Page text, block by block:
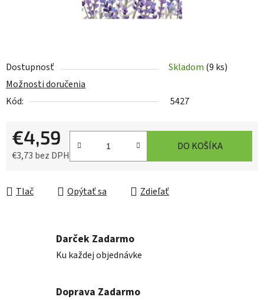
Dostupnosť Skladom (9 ks)
Možnosti doručenia
Kód:
5427
€4,59
€3,73 bez DPH
DO KOŠÍKA
Tlač Opýtať sa Zdieľať
Darček Zadarmo
Ku každej objednávke
Doprava Zadarmo